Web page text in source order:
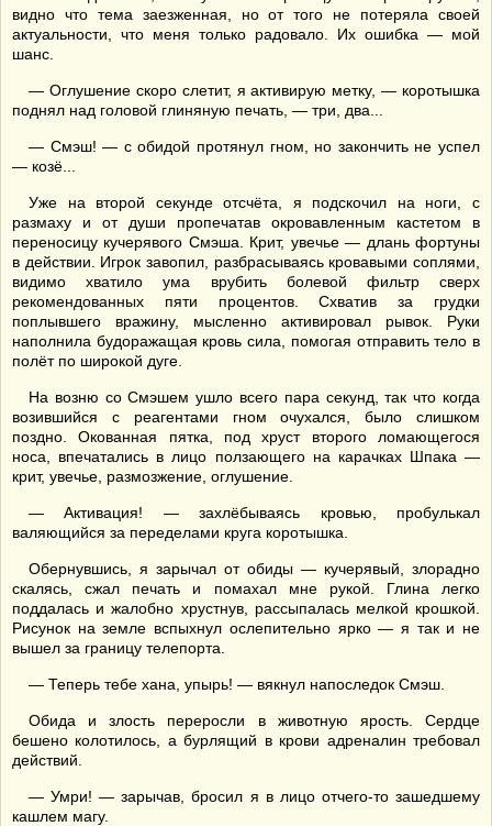
видно что тема заезженная, но от того не потеряла своей
актуальности, что меня только радовало. Их ошибка — мой
шанс.
— Оглушение скоро слетит, я активирую метку, — коротышка
поднял над головой глиняную печать, — три, два...
— Смэш! — с обидой протянул гном, но закончить не успел
— козё...
Уже на второй секунде отсчёта, я подскочил на ноги, с
размаху и от души пропечатав окровавленным кастетом в
переносицу кучерявого Смэша. Крит, увечье — длань фортуны
в действии. Игрок завопил, разбрасываясь кровавыми соплями,
видимо хватило ума врубить болевой фильтр сверх
рекомендованных пяти процентов. Схватив за грудки
поплывшего вражину, мысленно активировал рывок. Руки
наполнила будоражащая кровь сила, помогая отправить тело в
полёт по широкой дуге.
На возню со Смэшем ушло всего пара секунд, так что когда
возившийся с реагентами гном очухался, было слишком
поздно. Окованная пятка, под хруст второго ломающегося
носа, впечатались в лицо ползающего на карачках Шпака —
крит, увечье, размозжение, оглушение.
— Активация! — захлёбываясь кровью, пробулькал
валяющийся за переделами круга коротышка.
Обернувшись, я зарычал от обиды — кучерявый, злорадно
скалясь, сжал печать и помахал мне рукой. Глина легко
поддалась и жалобно хрустнув, рассыпалась мелкой крошкой.
Рисунок на земле вспыхнул ослепительно ярко — я так и не
вышел за границу телепорта.
— Теперь тебе хана, упырь! — вякнул напоследок Смэш.
Обида и злость переросли в животную ярость. Сердце
бешено колотилось, а бурлящий в крови адреналин требовал
действий.
— Умри! — зарычав, бросил я в лицо отчего-то зашедшему
кашлем магу.